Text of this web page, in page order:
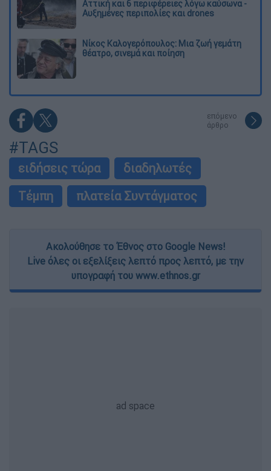
Αττική και 6 περιφέρειες λόγω καύσωνα -
Αυξημένες περιπολίες και drones
Νίκος Καλογερόπουλος: Μια ζωή γεμάτη
θέατρο, σινεμά και ποίηση
επόμενο
άρθρο
#TAGS
ειδήσεις τώρα
διαδηλωτές
Τέμπη
πλατεία Συντάγματος
Ακολούθησε το Έθνος στο Google News!
Live όλες οι εξελίξεις λεπτό προς λεπτό, με την
υπογραφή του www.ethnos.gr